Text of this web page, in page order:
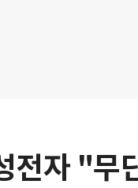
전자 "무